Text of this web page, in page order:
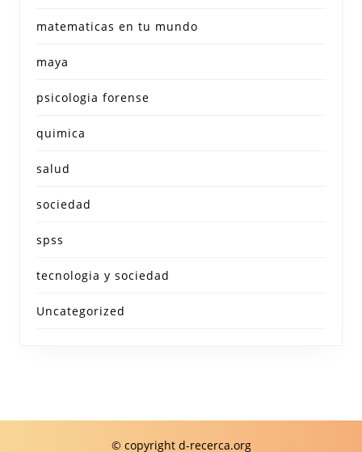
matematicas en tu mundo
maya
psicologia forense
quimica
salud
sociedad
spss
tecnologia y sociedad
Uncategorized
© copyright d-recerca.org